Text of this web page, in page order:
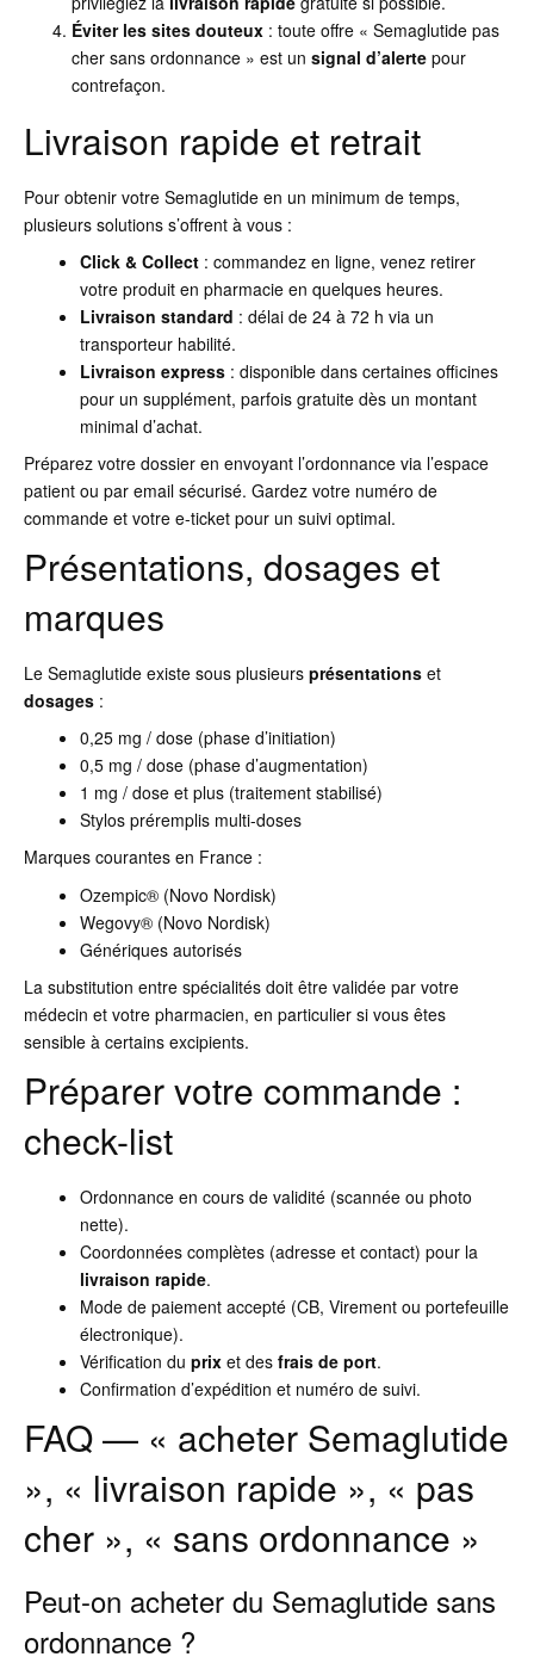
Éviter les sites douteux : toute offre « Semaglutide pas
cher sans ordonnance » est un signal d’alerte pour
contrefaçon.
Livraison rapide et retrait
Pour obtenir votre Semaglutide en un minimum de temps,
plusieurs solutions s’offrent à vous :
Click & Collect: commandez en ligne, venez retirer
votre produit en pharmacie en quelques heures.
Livraison standard : délai de 24 à 72 h via un
transporteur habilité.
Livraison express: disponible dans certaines officines
pour un supplément, parfois gratuite dès un montant
minimal d’achat.
Préparez votre dossier en envoyant l’ordonnance via l’espace
patient ou par email sécurisé. Gardez votre numéro de
commande et votre e-ticket pour un suivi optimal.
Présentations, dosages et
marques
Le Semaglutide existe sous plusieurs présentations et
dosages :
0,25 mg / dose (phase d’initiation)
0,5 mg / dose (phase d’augmentation)
1 mg / dose et plus (traitement stabilisé)
Stylos préremplis multi-doses
Marques courantes en France :
Ozempic® (Novo Nordisk)
Wegovy® (Novo Nordisk)
Génériques autorisés
La substitution entre spécialités doit être validée par votre
médecin et votre pharmacien, en particulier si vous êtes
sensible à certains excipients.
Préparer votre commande :
check-list
Ordonnance en cours de validité (scannée ou photo
nette).
Coordonnées complètes (adresse et contact) pour la
livraison rapide.
Mode de paiement accepté (CB, Virement ou portefeuille
électronique).
Vérification du prixet des frais de port.
Confirmation d’expédition et numéro de suivi.
FAQ — « acheter Semaglutide
», « livraison rapide », « pas
cher », « sans ordonnance »
Peut-on acheter du Semaglutide sans
ordonnance ?